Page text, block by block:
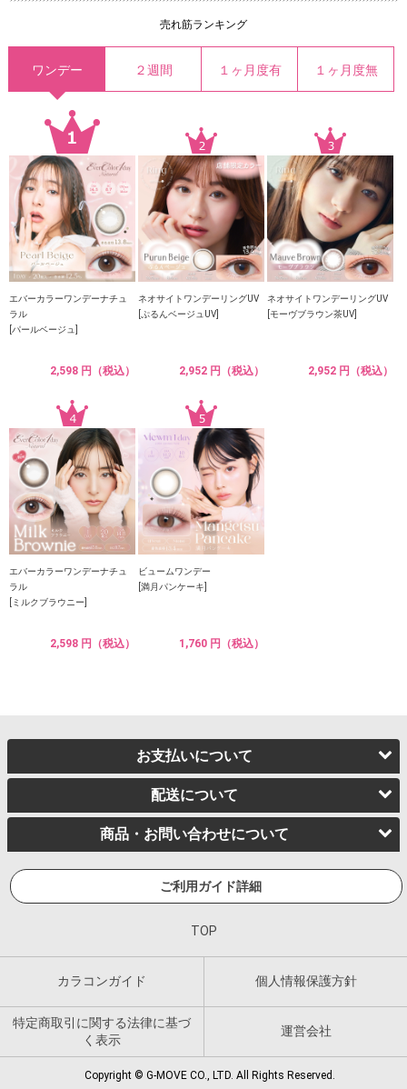
売れ筋ランキング
ワンデー ２週間 １ヶ月度有 １ヶ月度無
エバーカラーワンデーナチュ
ラル
[パールベージュ]
2,598 円（税込）
ネオサイトワンデーリングUV
[ぷるんベージュUV]
2,952 円（税込）
ネオサイトワンデーリングUV
[モーヴブラウン茶UV]
2,952 円（税込）
エバーカラーワンデーナチュ
ラル
[ミルクブラウニー]
2,598 円（税込）
ビュームワンデー
[満月パンケーキ]
1,760 円（税込）
お支払いについて
配送について
商品・お問い合わせについて
ご利用ガイド詳細
TOP
カラコンガイド 個人情報保護方針
特定商取引に関する法律に基づ
く表示
運営会社
Copyright © G-MOVE CO., LTD. All Rights Reserved.